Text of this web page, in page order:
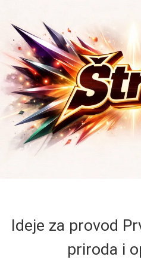
Ideje za provod
priroda i